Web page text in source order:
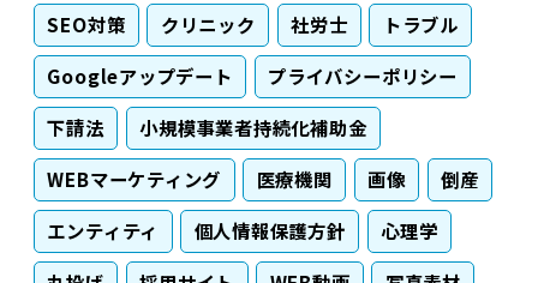
SEO対策
クリニック 社労士
トラブル
Googleアップデート
プライバシーポリシー
下請法
小規模事業者持続化補助金
WEBマーケティング
医療機関 画像
倒産
エンティティ
個人情報保護方針
心理学